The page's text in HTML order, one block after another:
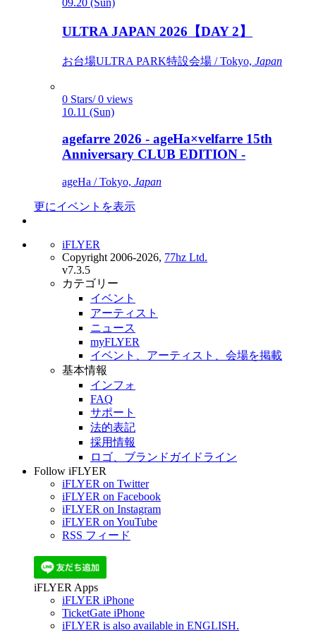
09.20 (Sun)
ULTRA JAPAN 2026【DAY 2】
お台場ULTRA PARK特設会場 / Tokyo, Japan
0 Stars/ 0 views
10.11 (Sun)
agefarre 2026 - ageHa×velfarre 15th
Anniversary CLUB EDITION -
ageHa / Tokyo, Japan
更にイベントを表示
iFLYER
Copyright 2006-2026, 77hz Ltd.
v7.3.5
カテゴリー
イベント
アーティスト
ニュース
myFLYER
イベント、アーティスト、会場を掲載
基本情報
インフォ
FAQ
サポート
法的表記
採用情報
ロゴ、ブランドガイドライン
Follow iFLYER
iFLYER on Twitter
iFLYER on Facebook
iFLYER on Instagram
iFLYER on YouTube
RSS フィード
iFLYER Apps
iFLYER iPhone
TicketGate iPhone
iFLYER is also available in ENGLISH.